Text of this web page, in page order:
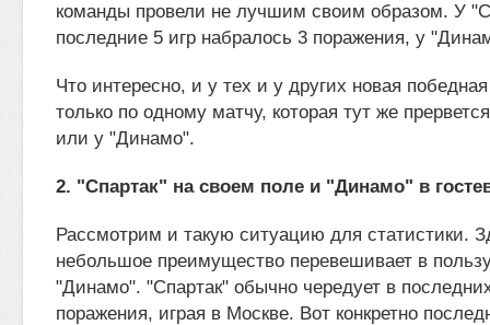
команды провели не лучшим своим образом. У
последние 5 игр набралось 3 поражения, у
Что интересно, и у тех и у других новая
только по одному матчу, которая тут же
или у "Динамо".
2. "Спартак" на своем поле и "Динамо" в
Рассмотрим и такую ситуацию для статистики.
небольшое преимущество перевешивает в
"Динамо". "Спартак" обычно чередует в
поражения, играя в Москве. Вот конкретно